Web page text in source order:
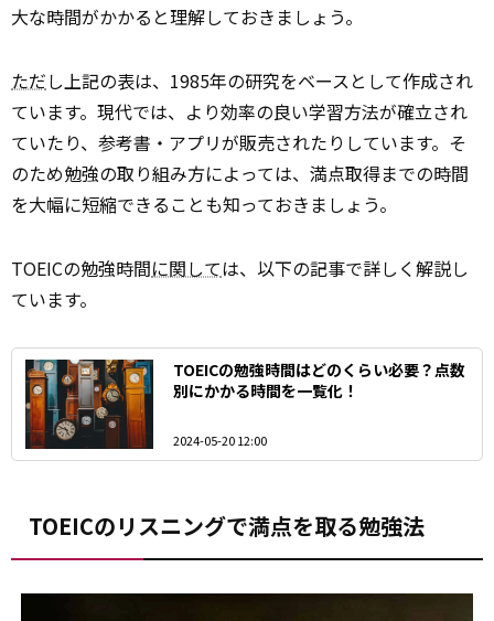
大な時間がかかると理解しておきましょう。
ただし上記の表は、1985年の研究をベースとして作成され
ています。現代では、より効率の良い学習方法が確立され
ていたり、参考書・アプリが販売されたりしています。そ
のため勉強の取り組み方によっては、満点取得までの時間
を大幅に短縮できることも知っておきましょう。
TOEICの勉強時間に関しては、以下の記事で詳しく解説し
ています。
TOEICの勉強時間はどのくらい必要？点数
別にかかる時間を一覧化！
2024-05-20 12:00
TOEICのリスニングで満点を取る勉強法